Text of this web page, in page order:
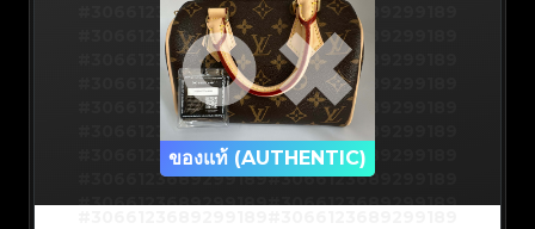
#3066123689299189#3066123689299189
#3066123689299189#3066123689299189
#3066123689299189#3066123689299189
#3066123689299189#3066123689299189
#3066123689299189#3066123689299189
#3066123689299189#3066123689299189
#3066123689299189#3066123689299189
#3066123689299189#3066123689299189
#3066123689299189#3066123689299189
ของแท้ (AUTHENTIC)